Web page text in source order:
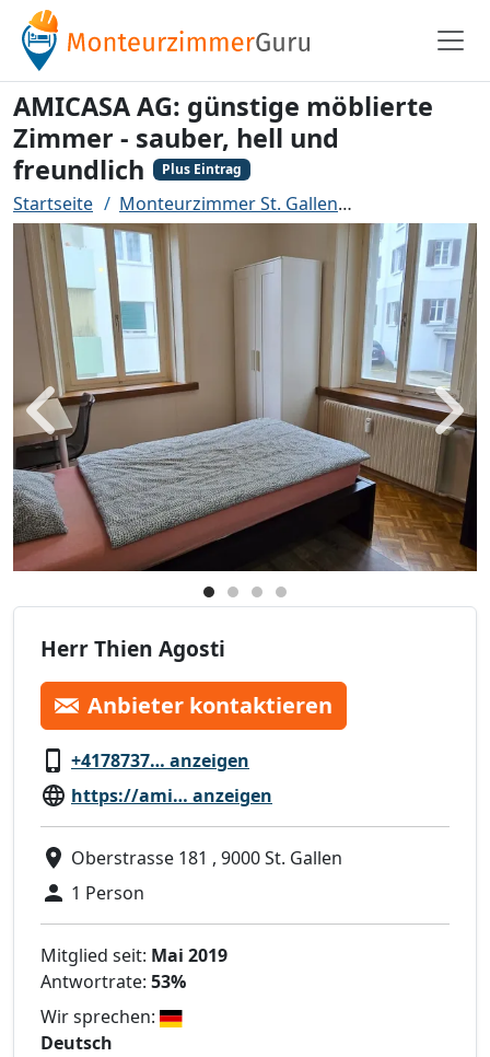
AMICASA AG: günstige möblierte
Zimmer - sauber, hell und
freundlich
Plus Eintrag
Startseite Monteurzimmer St. Gallen
Zurück
Herr Thien Agosti
Anbieter kontaktieren
+4178737… anzeigen
https://ami… anzeigen
Oberstrasse 181 , 9000 St. Gallen
1 Person
Mitglied seit: Mai 2019
Antwortrate: 53%
Wir sprechen:
Deutsch